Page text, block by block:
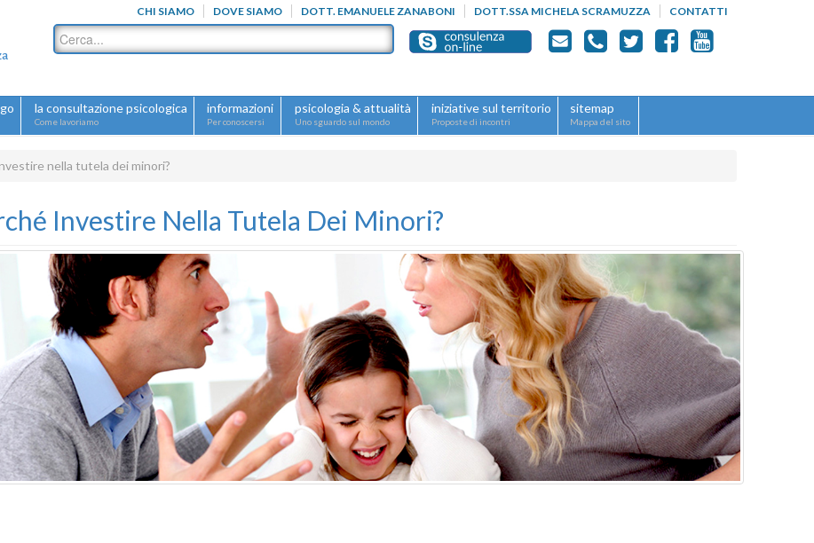
CHI SIAMO DOVE SIAMO DOTT. EMANUELE ZANABONI DOTT.SSA MICHELA SCRAMUZZA CONTATTI
la consultazione psicologica
Come lavoriamo
informazioni
Per conoscersi
psicologia & attualità
Uno sguardo sul mondo
iniziative sul territorio
Proposte di incontri
sitemap
Mappa del sito
nella tutela dei minori?
Investire Nella Tutela Dei Minori?